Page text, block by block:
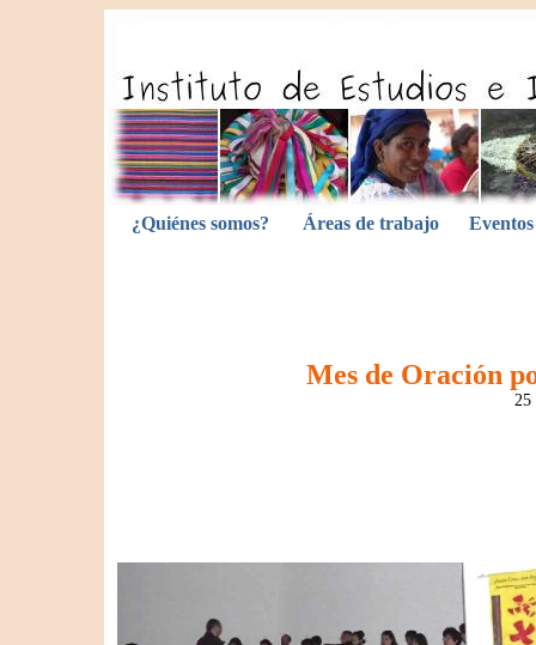
¿Quiénes somos? Áreas de trabajo Eventos
Mes de Oración
25